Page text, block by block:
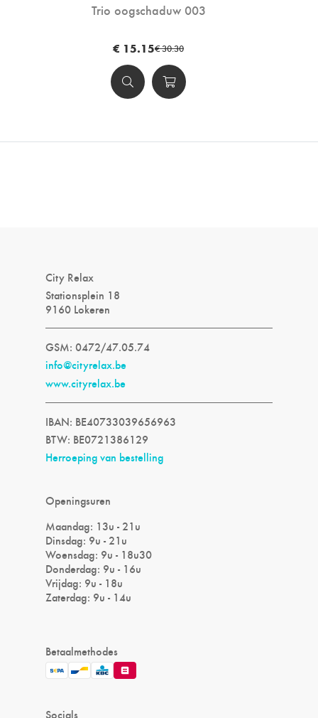
Trio oogschaduw 003
€ 15.15€ 30.30
City Relax
Stationsplein 18
9160 Lokeren
GSM: 0472/47.05.74
info@cityrelax.be
www.cityrelax.be
IBAN: BE40733039656963
BTW: BE0721386129
Herroeping van bestelling
Openingsuren
Maandag: 13u - 21u
Dinsdag: 9u - 21u
Woensdag: 9u - 18u30
Donderdag: 9u - 16u
Vrijdag: 9u - 18u
Zaterdag: 9u - 14u
Betaalmethodes
Socials